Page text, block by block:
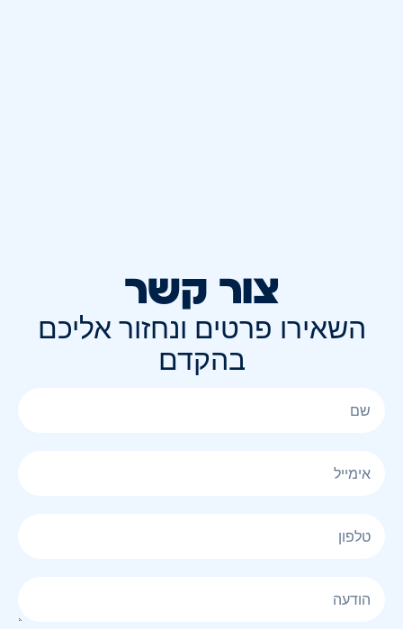
צור קשר
השאירו פרטים ונחזור אליכם
בהקדם